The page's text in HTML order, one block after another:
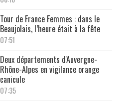
Tour de France Femmes : dans le
Beaujolais, l’heure était à la fête
07:51
Deux départements d'Auvergne-
Rhône-Alpes en vigilance orange
canicule
07:35